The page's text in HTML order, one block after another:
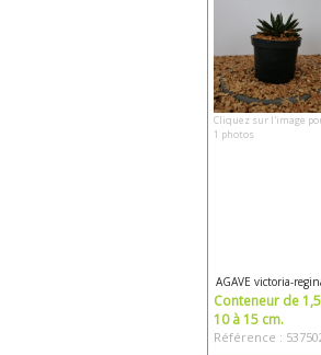
Cliquez sur l'image
1 photos
AGAVE victoria-
Conteneur de
10 à 15 cm.
Référence :